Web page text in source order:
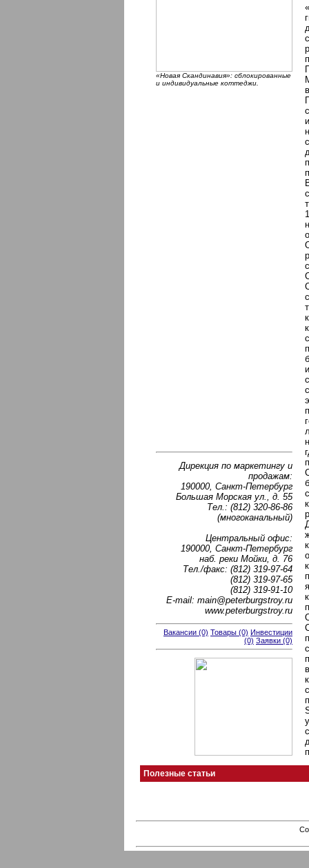
«Новая Скандинавия»: сблокированные
и индивидуальные коттеджи.
Дирекция по маркетингу и
продажам:
190000, Санкт-Петербург
Большая Морская ул., д. 55
Тел.: (812) 320-86-86
(многоканальный)
Центральный офис:
190000, Санкт-Петербург
наб. реки Мойки, д. 76
Тел./факс: (812) 319-97-64
(812) 319-97-65
(812) 319-91-10
E-mail: main@peterburgstroy.ru
www.peterburgstroy.ru
Вакансии (0) Товары (0) Инвестиции
(0) Заявки (0)
Полезные статьи